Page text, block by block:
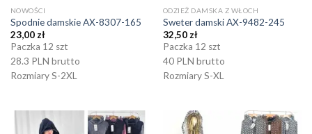
NOWOŚCI
Spodnie damskie AX-8307-165
23,00zł
Paczka 12 szt
28.3 PLN brutto
Rozmiary S-2XL
ODZIEŻ DAMSKA Z WŁOCH
Sweter damski AX-9482-245
32,50zł
Paczka 12 szt
40 PLN brutto
Rozmiary S-XL